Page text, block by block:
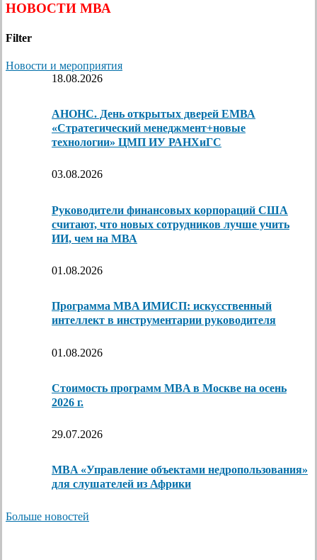
НОВОСТИ МВА
Filter
Новости и мероприятия
18.08.2026
АНОНС. День открытых дверей ЕМВА
«Стратегический менеджмент+новые
технологии» ЦМП ИУ РАНХиГС
03.08.2026
Руководители финансовых корпораций США
считают, что новых сотрудников лучше учить
ИИ, чем на МВА
01.08.2026
Программа MBA ИМИСП: искусственный
интеллект в инструментарии руководителя
01.08.2026
Стоимость программ MBA в Москве на осень
2026 г.
29.07.2026
MBA «Управление объектами недропользования»
для слушателей из Африки
Больше новостей